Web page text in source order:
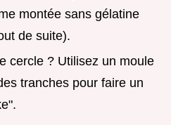
montée sans gélatine
de suite).
cercle ? Utilisez un moule
tranches pour faire un